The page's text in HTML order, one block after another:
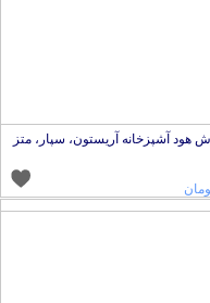
آشپزخانه آریستون، سپار، متز